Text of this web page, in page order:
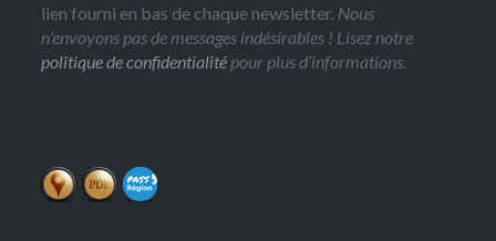
lien fourni en bas de chaque newsletter. Nous
n’envoyons pas de messages indésirables ! Lisez notre
politique de confidentialité pour plus d’informations.